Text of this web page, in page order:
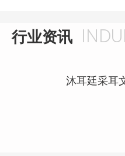
行业资讯
沐耳廷采耳